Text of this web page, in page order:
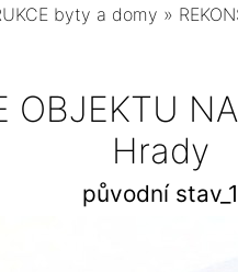
byty a domy »
OBJEKTU
Hrady
původní stav_1